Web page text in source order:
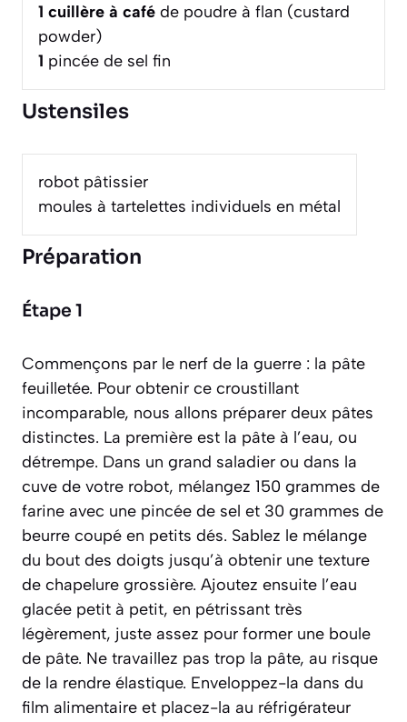
1 cuillère à café de poudre à flan (custard
powder)
1 pincée de sel fin
Ustensiles
robot pâtissier
moules à tartelettes individuels en métal
Préparation
Étape 1
Commençons par le nerf de la guerre : la pâte
feuilletée. Pour obtenir ce croustillant
incomparable, nous allons préparer deux pâtes
distinctes. La première est la pâte à l’eau, ou
détrempe. Dans un grand saladier ou dans la
cuve de votre robot, mélangez 150 grammes de
farine avec une pincée de sel et 30 grammes de
beurre coupé en petits dés. Sablez le mélange
du bout des doigts jusqu’à obtenir une texture
de chapelure grossière. Ajoutez ensuite l’eau
glacée petit à petit, en pétrissant très
légèrement, juste assez pour former une boule
de pâte. Ne travaillez pas trop la pâte, au risque
de la rendre élastique. Enveloppez-la dans du
film alimentaire et placez-la au réfrigérateur